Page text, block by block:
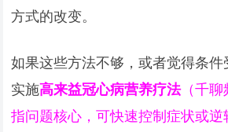
方式的改变。
如果这些方法不够，或者觉得条
实施高来益冠心病营养疗法（千聊
指问题核心，可快速控制症状或